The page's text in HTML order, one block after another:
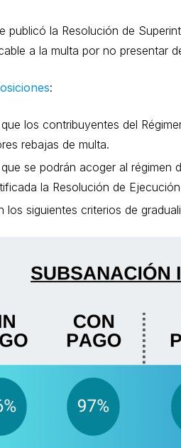
publicó la Resolución de
a la multa por no presentar
:
los contribuyentes del
rebajas de multa.
se podrán acoger al régimen
la Resolución de
los siguientes criterios de